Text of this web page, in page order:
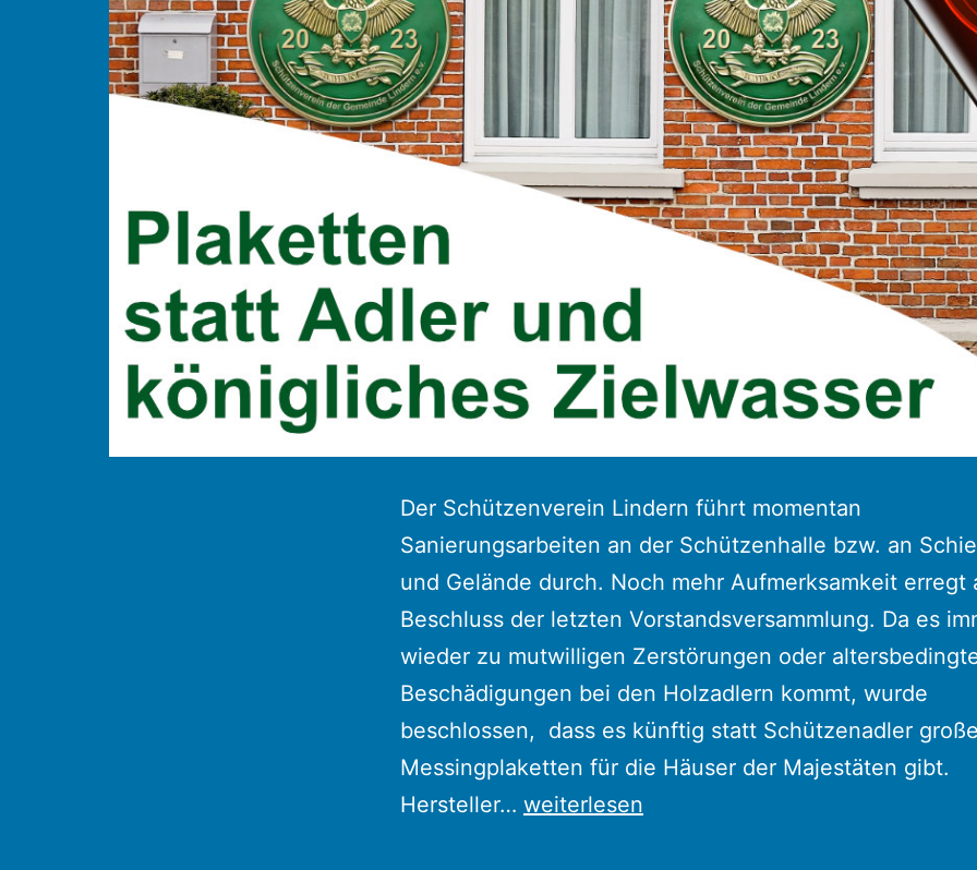
Der Schützenverein Lindern führt momentan
Sanierungsarbeiten an der Schützenhalle bzw. an
und Gelände durch. Noch mehr Aufmerksamkeit erregt
Beschluss der letzten Vorstandsversammlung. Da es
wieder zu mutwilligen Zerstörungen oder
Beschädigungen bei den Holzadlern kommt, wurde
beschlossen, dass es künftig statt Schützenadler
Messingplaketten für die Häuser der Majestäten gibt.
Hersteller… Statt
weiterlesen